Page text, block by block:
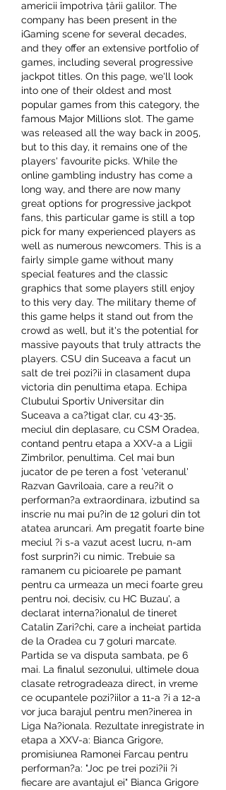
americii împotriva țării galilor. The
company has been present in the
iGaming scene for several decades,
and they offer an extensive portfolio of
games, including several progressive
jackpot titles. On this page, we'll look
into one of their oldest and most
popular games from this category, the
famous Major Millions slot. The game
was released all the way back in 2005,
but to this day, it remains one of the
players' favourite picks. While the
online gambling industry has come a
long way, and there are now many
great options for progressive jackpot
fans, this particular game is still a top
pick for many experienced players as
well as numerous newcomers. This is a
fairly simple game without many
special features and the classic
graphics that some players still enjoy
to this very day. The military theme of
this game helps it stand out from the
crowd as well, but it's the potential for
massive payouts that truly attracts the
players. CSU din Suceava a facut un
salt de trei pozi?ii in clasament dupa
victoria din penultima etapa. Echipa
Clubului Sportiv Universitar din
Suceava a ca?tigat clar, cu 43-35,
meciul din deplasare, cu CSM Oradea,
contand pentru etapa a XXV-a a Ligii
Zimbrilor, penultima. Cel mai bun
jucator de pe teren a fost 'veteranul'
Razvan Gavriloaia, care a reu?it o
performan?a extraordinara, izbutind sa
inscrie nu mai pu?in de 12 goluri din tot
atatea aruncari. Am pregatit foarte bine
meciul ?i s-a vazut acest lucru, n-am
fost surprin?i cu nimic. Trebuie sa
ramanem cu picioarele pe pamant
pentru ca urmeaza un meci foarte greu
pentru noi, decisiv, cu HC Buzau', a
declarat interna?ionalul de tineret
Catalin Zari?chi, care a incheiat partida
de la Oradea cu 7 goluri marcate.
Partida se va disputa sambata, pe 6
mai. La finalul sezonului, ultimele doua
clasate retrogradeaza direct, in vreme
ce ocupantele pozi?iilor a 11-a ?i a 12-a
vor juca barajul pentru men?inerea in
Liga Na?ionala. Rezultate inregistrate in
etapa a XXV-a: Bianca Grigore,
promisiunea Ramonei Farcau pentru
performan?a: "Joc pe trei pozi?ii ?i
fiecare are avantajul ei" Bianca Grigore